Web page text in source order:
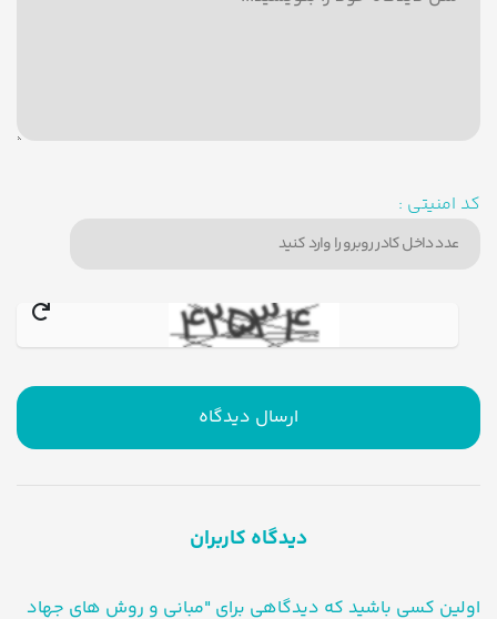
کد امنیتی :
ارسال دیدگاه
دیدگاه کاربران
اولین کسی باشید که دیدگاهی برای "مبانی و روش های جهاد